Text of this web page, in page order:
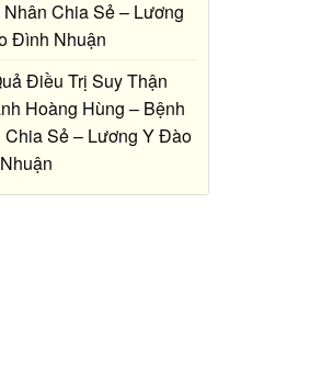
Nhân Chia Sẻ – Lương
Đình Nhuận
Điều Trị Suy Thận
Hoàng Hùng – Bệnh
Chia Sẻ – Lương Y Đào